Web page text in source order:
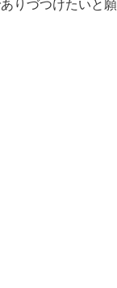
りづつけたいと願